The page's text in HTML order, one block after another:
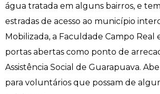
água tratada em alguns bairros, e
estradas de acesso ao município
Mobilizada, a Faculdade Campo Real
portas abertas como ponto de
Assistência Social de Guarapuava.
para voluntários que possam de
Engenharia de Software
Engenharia Elétrica
Engenharia Mecânica
Farmácia
Ensalamento
Horário de Aulas
Manual do Acadêmico
Manual de Formatura
Editais
Extensão
Infocampo
Intercampo